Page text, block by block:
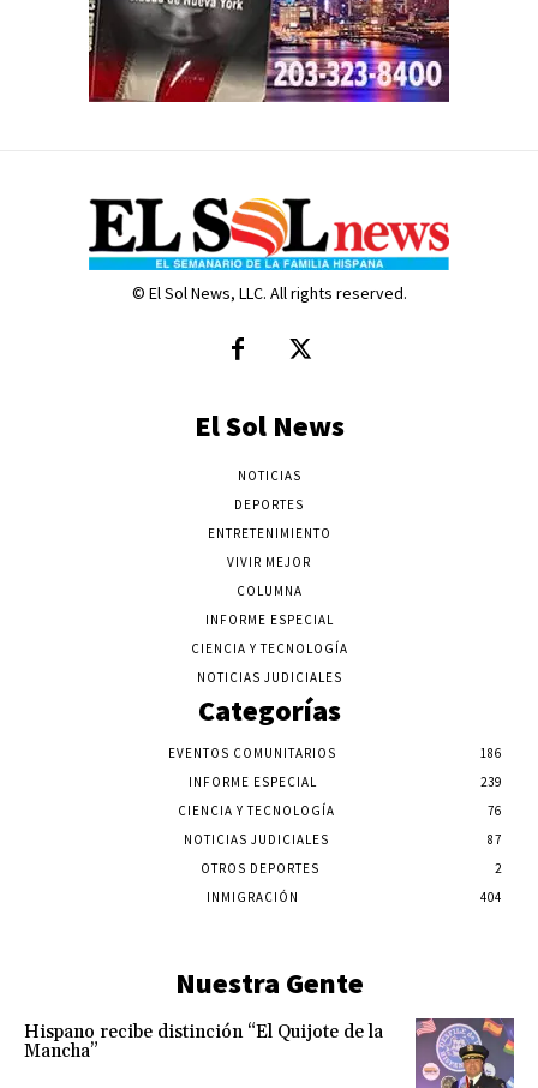
© El Sol News, LLC. All rights reserved.
El Sol News
NOTICIAS
DEPORTES
ENTRETENIMIENTO
VIVIR MEJOR
COLUMNA
INFORME ESPECIAL
CIENCIA Y TECNOLOGÍA
NOTICIAS JUDICIALES
Categorías
EVENTOS COMUNITARIOS
186
INFORME ESPECIAL
239
CIENCIA Y TECNOLOGÍA
76
NOTICIAS JUDICIALES
87
OTROS DEPORTES
2
INMIGRACIÓN
404
Nuestra Gente
Hispano recibe distinción “El Quijote de la
Mancha”